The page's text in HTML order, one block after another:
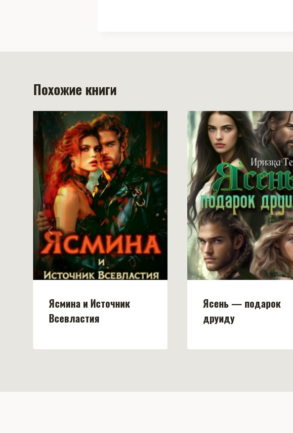
Похожие книги
Ясмина и Источник
Всевластия
Ясень — подарок
друиду